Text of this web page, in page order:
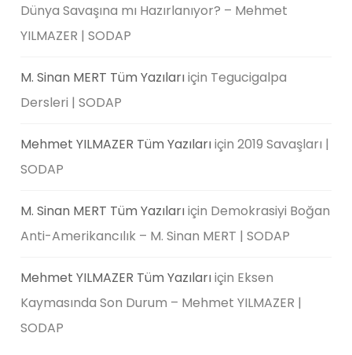
Dünya Savaşına mı Hazırlanıyor? – Mehmet
YILMAZER | SODAP
M. Sinan MERT Tüm Yazılarıiçin Tegucigalpa
Dersleri | SODAP
Mehmet YILMAZER Tüm Yazılarıiçin2019 Savaşları |
SODAP
M. Sinan MERT Tüm Yazılarıiçin Demokrasiyi Boğan
Anti-Amerikancılık – M. Sinan MERT | SODAP
Mehmet YILMAZER Tüm Yazılarıiçin Eksen
Kaymasında Son Durum – Mehmet YILMAZER |
SODAP